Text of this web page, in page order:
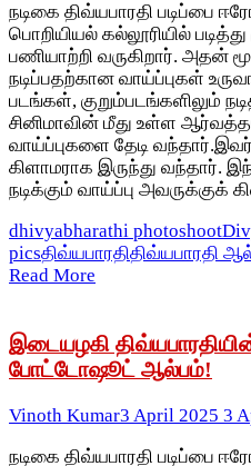
நடிகை திவ்யபாரதி படிப்பை
பொறியியல் கல்லூரியில்
பணியாற்றி வருகிறார். அதன்
நடிப்பதற்கான வாய்ப்புகள்
படங்கள், குறும்படங்களிலும்
சினிமாவின் மீது உள்ள
வாய்ப்புகளை தேடி
கிளாமராக இருந்து வந்தார்.
நடிக்கும் வாய்ப்பு அவருக்குக்
dhivyabharathi photoshoot
picsதிவ்யபாரதிதிவ்யபாரதி
Read More
இடையழகி
போட்டோஷூட் ஆல்பம்!
Vinoth Kumar3 April 2025 3
நடிகை திவ்யபாரதி படிப்பை